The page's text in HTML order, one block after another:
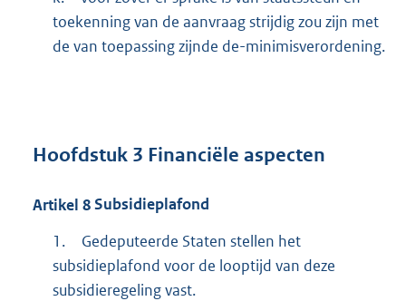
toekenning van de aanvraag strijdig zou zijn met
de van toepassing zijnde de-minimisverordening.
Hoofdstuk 3 Financiële aspecten
Artikel 8Subsidieplafond
1.
Gedeputeerde Staten stellen het
subsidieplafond voor de looptijd van deze
subsidieregeling vast.